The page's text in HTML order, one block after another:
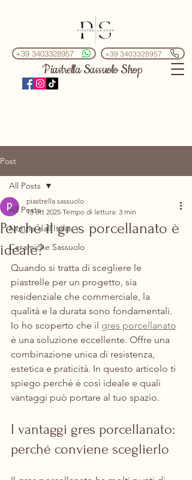
Piastrella Sassuolo Shop
+39 3403328957
+39 3403328957
Post
All Posts
Notizie dall'Italia
Ceramiche Sassuolo
All Posts
Perché il gres porcellanato è
ideale?
piastrella sassuolo
13 ott 2025 Tempo di lettura: 3 min
Quando si tratta di scegliere le
piastrelle per un progetto, sia
residenziale che commerciale, la
qualità e la durata sono fondamentali.
Io ho scoperto che il gres porcellanato
è una soluzione eccellente. Offre una
combinazione unica di resistenza,
estetica e praticità. In questo articolo ti
spiego perché è così ideale e quali
vantaggi può portare al tuo spazio.
I vantaggi gres porcellanato:
perché conviene sceglierlo